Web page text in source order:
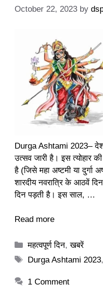
October 22, 2023 by
Durga Ashtami 2023–
उत्सव जारी है। इस त्योहार
है (जिसे महा अष्टमी या दुर्गा
शारदीय नवरात्रि के आठवें
दिन पड़ती है। इस साल, …
Read more
Categories
महत्वपूर्ण दिन,खबरें
Tags
Durga Ashtami 2023
1 Comment